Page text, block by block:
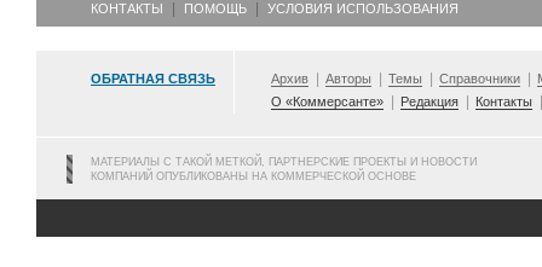
КОНТАКТЫ ПОМОЩЬ УСЛОВИЯ ИСПОЛЬЗОВАНИЯ
ОБРАТНАЯ СВЯЗЬ Архив Авторы Темы Справочники
О «Коммерсанте»
Редакция Контакты
МАТЕРИАЛЫ С ТАКОЙ МЕТКОЙ, ПАРТНЕРСКИЕ ПРОЕКТЫ И НОВОСТИ
КОМПАНИЙ ОПУБЛИКОВАНЫ НА КОММЕРЧЕСКОЙ ОСНОВЕ